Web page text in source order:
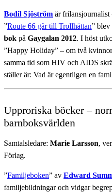
Bodil Sjöström är frilansjournalist
”Route 66 går till Trollhättan” blev
bok på Gaygalan 2012. I höst
”Happy Holiday” – om två
samma tid som HIV och AIDS
ställer är: Vad är egentligen en
Upproriska böcker –
barnboksvärlden
Samtalsledare: Marie Larsson,
Förlag.
”Familjeboken” av Edward
familjebildningar och vidgar